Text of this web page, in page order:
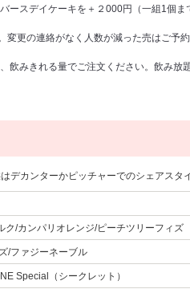
スデイケーキを＋２000円（一組1個ま
更の連絡がなく人数が減った売はご予
みきれる量でご注文ください。飲み放
デカンターかピッチャーでのシェアスタ
ク/カンパリオレンジ/ピーチツリーフィズ
/ファジーネーブル
Special（シークレット）